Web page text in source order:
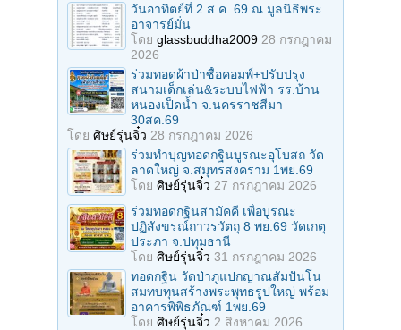
วันอาทิตย์ที่ 2 ส.ค. 69 ณ มูลนิธิพระ
อาจารย์มั่น
โดย glassbuddha2009 28 กรกฎาคม
2026
ร่วมทอดผ้าป่าซื้อคอมพ์+ปรับปรุง
สนามเด็กเล่น&ระบบไฟฟ้า รร.บ้าน
หนองเป็ดน้ำ จ.นครราชสีมา
30สค.69
โดย ศิษย์รุ่นจิ๋ว 28 กรกฎาคม 2026
ร่วมทําบุญทอดกฐินบูรณะอุโบสถ วัด
ลาดใหญ่ จ.สมุทรสงคราม 1พย.69
โดย ศิษย์รุ่นจิ๋ว 27 กรกฎาคม 2026
ร่วมทอดกฐินสามัคคี เพื่อบูรณะ
ปฏิสังขรณ์ถาวรวัตถุ 8 พย.69 วัดเกตุ
ประภา จ.ปทุมธานี
โดย ศิษย์รุ่นจิ๋ว 31 กรกฎาคม 2026
ทอดกฐิน วัดป่าภูแปกญาณสัมปันโน
สมทบทุนสร้างพระพุทธรูปใหญ่ พร้อม
อาคารพิพิธภัณฑ์ 1พย.69
โดย ศิษย์รุ่นจิ๋ว 2 สิงหาคม 2026